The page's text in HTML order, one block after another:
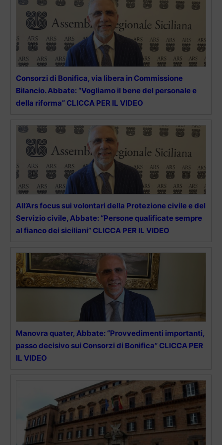
Consorzi di Bonifica, via libera in Commissione
Bilancio. Abbate: “Vogliamo il bene del personale e
della riforma” CLICCA PER IL VIDEO
All’Ars focus sui volontari della Protezione civile e del
Servizio civile, Abbate: “Persone qualificate sempre
al fianco dei siciliani” CLICCA PER IL VIDEO
Manovra quater, Abbate: “Provvedimenti importanti,
passo decisivo sui Consorzi di Bonifica” CLICCA PER
IL VIDEO